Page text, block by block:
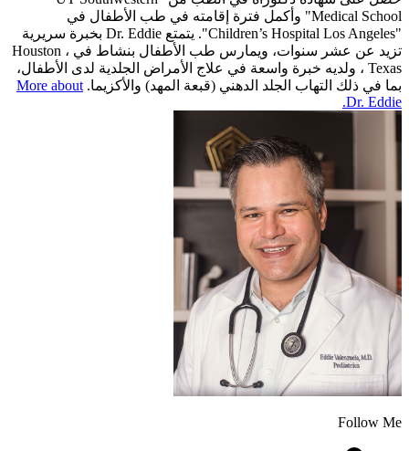
Medical School" وأكمل فترة إقامته في طب الأطفال في
"Children’s Hospital Los Angeles". يتمتع Dr. Eddie بخبرة سريرية
تزيد عن عشر سنوات، ويمارس طب الأطفال بنشاط في Houston ،
Texas ، ولديه خبرة واسعة في علاج الأمراض الجلدية لدى الأطفال،
بما في ذلك التهاب الجلد الدهني (قبعة المهد) والأكزيما.More about
Dr. Eddie.
Follow Me